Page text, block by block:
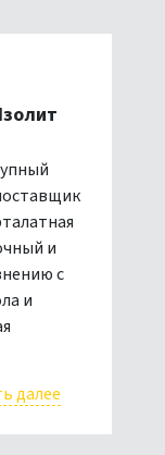
и
с
и
далее